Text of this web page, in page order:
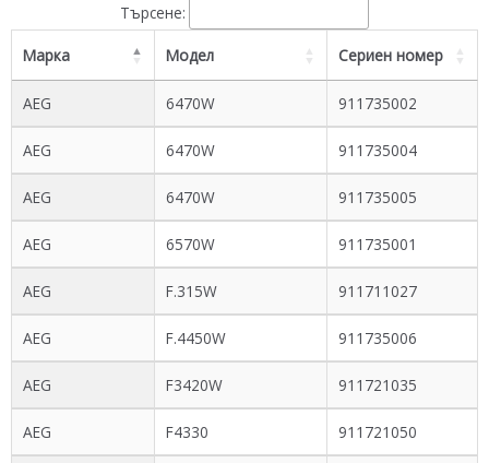
Търсене:
Марка Модел Сериен номер
AEG 6470W 911735002
AEG 6470W 911735004
AEG 6470W 911735005
AEG 6570W 911735001
AEG F.315W 911711027
AEG F.4450W 911735006
AEG F3420W 911721035
AEG F4330 911721050